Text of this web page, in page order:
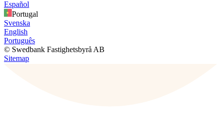
Español
Portugal
Svenska
English
Português
© Swedbank Fastighetsbyrå AB
Sitemap